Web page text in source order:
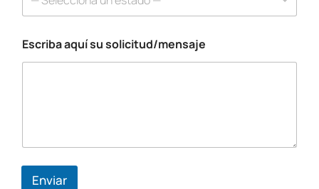
ó
n
c
o
Escriba aquí su solicitud/mensaje
Enviar